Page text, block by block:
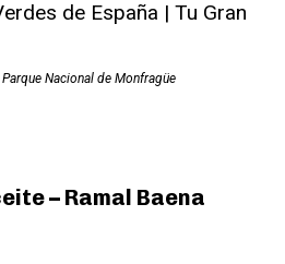
Nacional de Monfragüe
– Ramal Baena